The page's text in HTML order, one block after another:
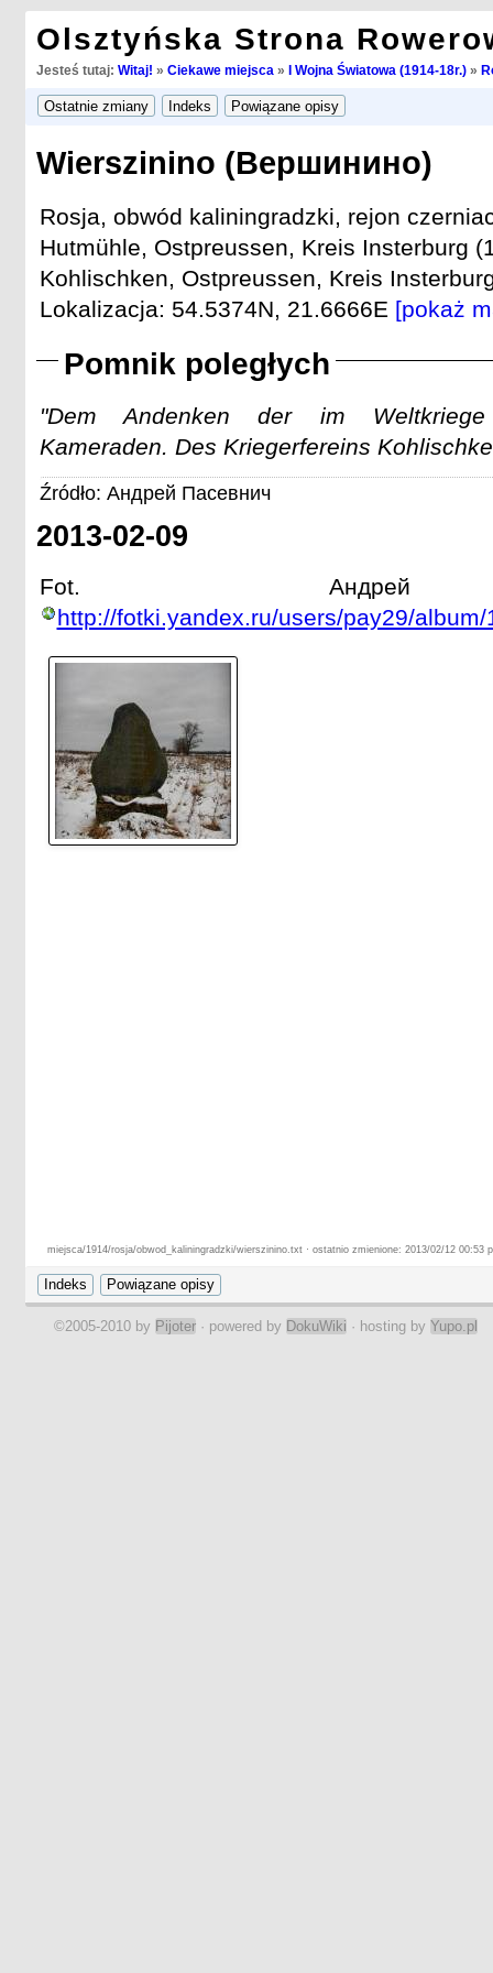
Olsztyńska Strona
Jesteś tutaj: Witaj! » Ciekawe miejsca » I Wojna Światowa (1914-18r.)»
Wierszinino (Вершинино)
Rosja, obwód kaliningradzki, rejon
Hutmühle, Ostpreussen, Kreis Insterburg
Kohlischken, Ostpreussen, Kreis
Lokalizacja: 54.5374N, 21.6666E [pokaż
Pomnik poległych
"Dem Andenken der im Weltkriege
Kameraden. Des Kriegerfereins
Źródło: Андрей Пасевнич
2013-02-09
Fot. Андрей
http://fotki.yandex.ru/users/pay29/album/
miejsca/1914/rosja/obwod_kaliningradzki/wierszinino.txt · ostatnio zmienione: 2013/02/12 00:53
©2005-2010 by Pijoter · powered by DokuWiki · hosting by Yupo.pl